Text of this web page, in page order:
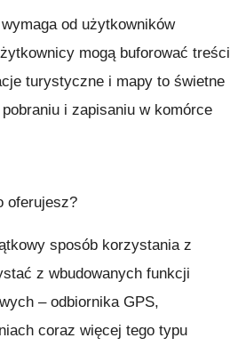
od użytkowników
mogą buforować treści
turystyczne i mapy to świetne
i zapisaniu w komórce
oferujesz?
sposób korzystania z
z wbudowanych funkcji
– odbiornika GPS,
coraz więcej tego typu